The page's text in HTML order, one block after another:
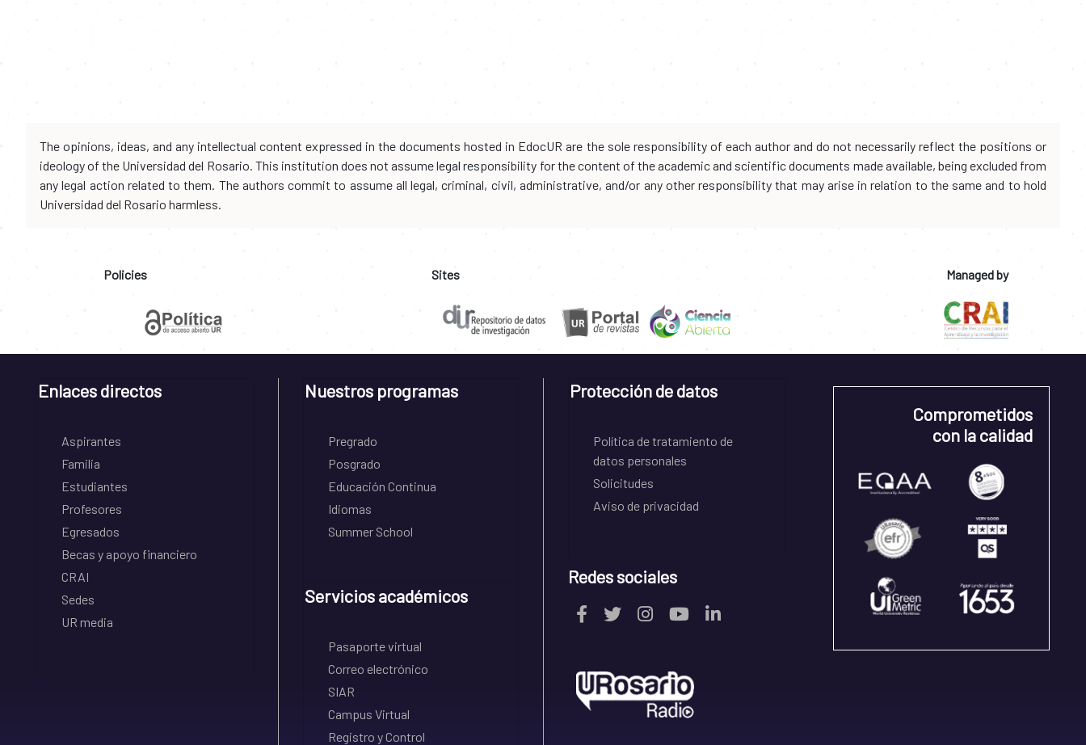
The opinions, ideas, and any intellectual content expressed in the documents hosted in EdocUR are the sole responsibility of each author and do not necessarily reflect the positions or
ideology of the Universidad del Rosario. This institution does not assume legal responsibility for the content of the academic and scientific documents made available, being excluded from
any legal action related to them. The authors commit to assume all legal, criminal, civil, administrative, and/or any other responsibility that may arise in relation to the same and to hold
Universidad del Rosario harmless.
Policies Sites Managed by
Enlaces directos
Aspirantes
Familia
Estudiantes
Profesores
Egresados
Becas y apoyo financiero
CRAI
Sedes
UR media
Nuestros programas
Pregrado
Posgrado
Educación Continua
Idiomas
Summer School
Servicios académicos
Pasaporte virtual
Correo electrónico
SIAR
Campus Virtual
Registro y Control
Protección de datos
Política de tratamiento de
datos personales
Solicitudes
Aviso de privacidad
Redes sociales
Comprometidos
con la calidad